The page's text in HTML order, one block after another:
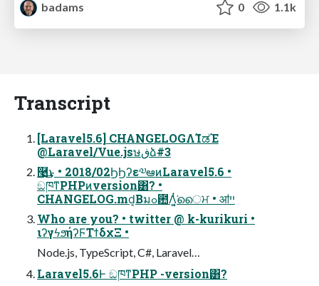
badams
0 1.1k
Transcript
[Laravel5.6] CHANGELOGΛࣼΊಡΈ
@Laravel/Vue.jsษڧձ#3
࿩͢͜ͱ • 2018/02ϦϦʔε༧ఆͷLaravel5.6 •
ඞཁͳPHPͷversion͸? •
CHANGELOG.md͔Βมߋ఺Λ͍͔ͭ͘ൈਮ • ॴײ
Who are you? • twitter @ k-kurikuri •
ιʔγϟϧήʔϜΤϯδχΞ •
Node.js, TypeScript, C#, Laravel…
Laravel5.6Ͱ ඞཁͳPHP -version͸?